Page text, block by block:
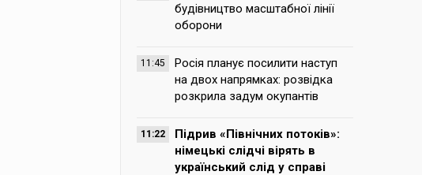
будівництво масштабної лінії
оборони
11:45
Росія планує посилити наступ
на двох напрямках: розвідка
розкрила задум окупантів
11:22
Підрив «Північних потоків»:
німецькі слідчі вірять в
український слід у справі